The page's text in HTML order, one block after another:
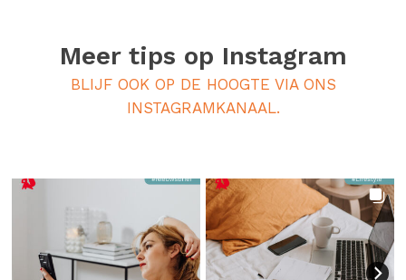
Meer tips op Instagram
BLIJF OOK OP DE HOOGTE VIA ONS
INSTAGRAMKANAAL.